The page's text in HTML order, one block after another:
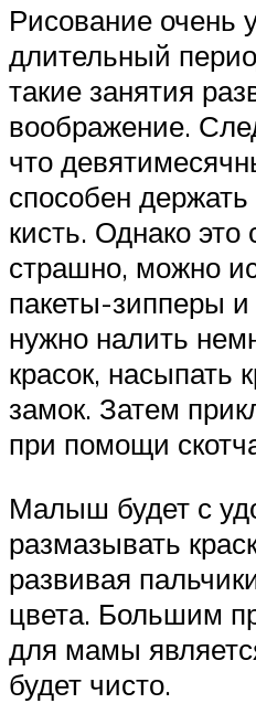
Рисование очень
длительный
такие занятия
воображение.
что
способен
кисть. Однако это
страшно, можно
пакеты-зипперы и
нужно налить
красок, насыпать
замок. Затем
при помощи
Малыш будет с
размазывать
развивая
цвета. Большим
для мамы
будет чисто.